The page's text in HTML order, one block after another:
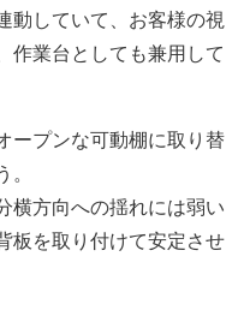
動していて、お客様の視
作業台としても兼用して
ープンな可動棚に取り替
横方向への揺れには弱い
板を取り付けて安定させ